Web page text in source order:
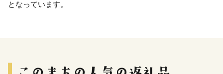
となっています。